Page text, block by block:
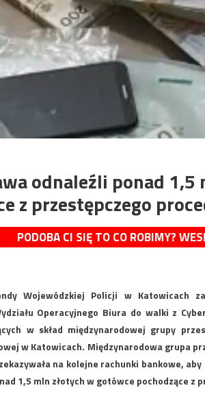
odnaleźli ponad
z przestępczego
PODOBA CI SIĘ TO CO ROBIMY?
Wojewódzkiej Policji w Katowicach
Operacyjnego Biura do walki z
w skład międzynarodowej grupy
w Katowicach. Międzynarodowa grupa
na kolejne rachunki bankowe,
1,5 mln złotych w gotówce pochodzące z